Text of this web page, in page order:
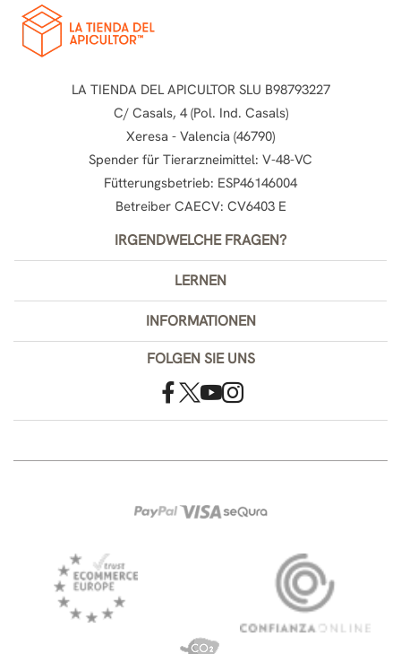
LA TIENDA DEL APICULTOR SLU B98793227
C/ Casals, 4 (Pol. Ind. Casals)
Xeresa - Valencia (46790)
Spender für Tierarzneimittel: V-48-VC
Fütterungsbetrieb: ESP46146004
Betreiber CAECV: CV6403 E
IRGENDWELCHE FRAGEN?
LERNEN
INFORMATIONEN
FOLGEN SIE UNS